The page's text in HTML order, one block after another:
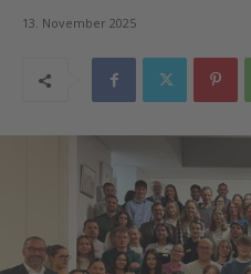
13. November 2025